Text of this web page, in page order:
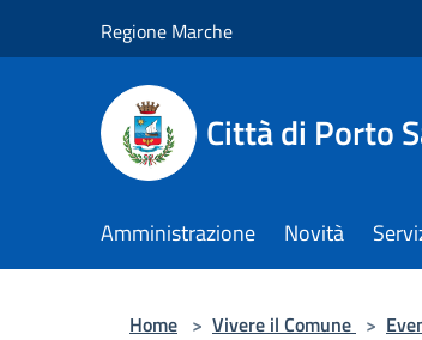
Regione Marche
Città di Porto
Amministrazione Novità
Home > Vivere il Comune >